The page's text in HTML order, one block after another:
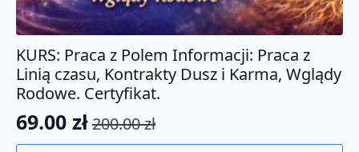
KURS: Praca z Polem Informacji: Praca z
Linią czasu, Kontrakty Dusz i Karma, Wglądy
Rodowe. Certyfikat.
200.00zł
Pierwotna
69.00 zł
Aktualna